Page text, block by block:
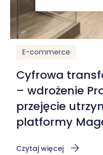
E-commerce
Cyfrowa
– wdrożenie
przejęcie
platformy
Czytaj więcej